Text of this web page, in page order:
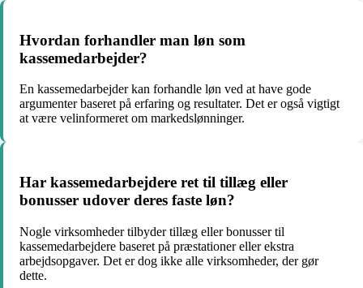
Hvordan forhandler man løn som
kassemedarbejder?
En kassemedarbejder kan forhandle løn ved at have gode
argumenter baseret på erfaring og resultater. Det er også vigtigt
at være velinformeret om markedslønninger.
Har kassemedarbejdere ret til tillæg eller
bonusser udover deres faste løn?
Nogle virksomheder tilbyder tillæg eller bonusser til
kassemedarbejdere baseret på præstationer eller ekstra
arbejdsopgaver. Det er dog ikke alle virksomheder, der gør
dette.